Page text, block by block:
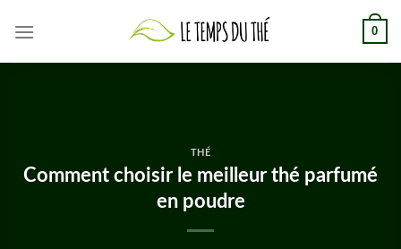
0
THÉ
Comment choisir le meilleur thé parfumé
en poudre